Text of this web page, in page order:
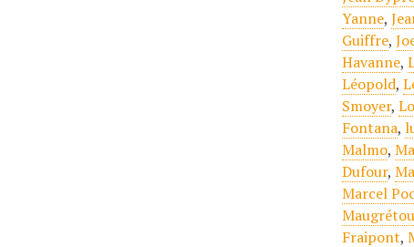
Yanne,
Guiffre,
Havanne,
Léopold,
Smoyer,
Fontana,
Malmo,
Dufour,
Marcel
Fraipont,